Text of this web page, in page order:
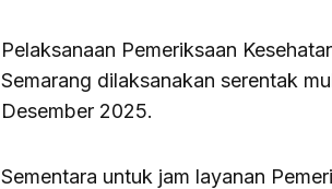
Pelaksanaan Pemeriksaan
Semarang dilaksanakan serentak
Desember 2025.
Sementara untuk jam layanan